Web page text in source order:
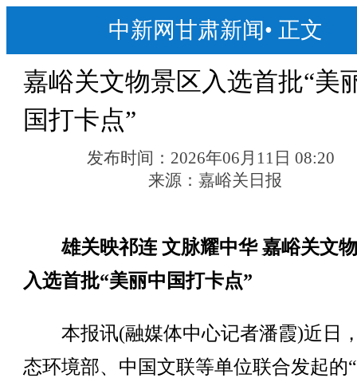
中新网甘肃新闻• 正文
嘉峪关文物景区入选首批“美
国打卡点”
发布时间： 2026年06月11日 08:20
来源： 嘉峪关日报
雄关映祁连 文脉耀中华 嘉峪关文
入选首批“美丽中国打卡点”
本报讯(融媒体中心记者潘霞)近日
态环境部、中国文联等单位联合发起的